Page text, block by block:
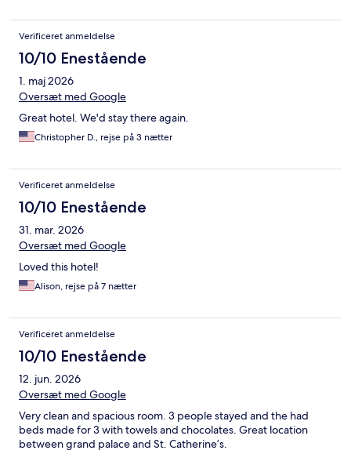
Verificeret anmeldelse
10/10 Enestående
1. maj 2026
Oversæt med Google
Great hotel. We'd stay there again.
Christopher D., rejse på 3 nætter
Verificeret anmeldelse
10/10 Enestående
31. mar. 2026
Oversæt med Google
Loved this hotel!
Alison, rejse på 7 nætter
Verificeret anmeldelse
10/10 Enestående
12. jun. 2026
Oversæt med Google
Very clean and spacious room. 3 people stayed and the had
beds made for 3 with towels and chocolates. Great location
between grand palace and St. Catherine’s.